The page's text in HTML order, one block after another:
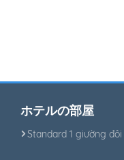
ホテルの部屋
Standard 1 giường đôi